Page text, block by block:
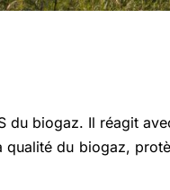
biogaz. Il réagit
du biogaz,